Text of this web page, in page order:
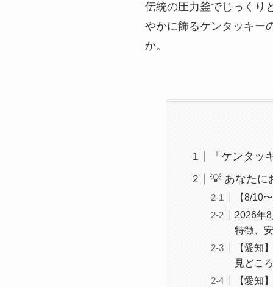
伝統の圧力釜でじっくり
やかに飾るケンタッキー
か。
「ケンタッ
💡 あなたに
【8/10
2026年
特徴、
【愛知
見どこ
【愛知